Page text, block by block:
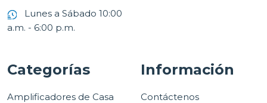
Lunes a Sábado 10:00
a.m. - 6:00 p.m.
Categorías
Amplificadores de Casa
Información
Contáctenos